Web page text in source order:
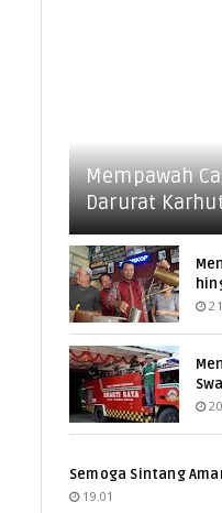
Mempawah
Darurat
Semoga Sintang
19.01